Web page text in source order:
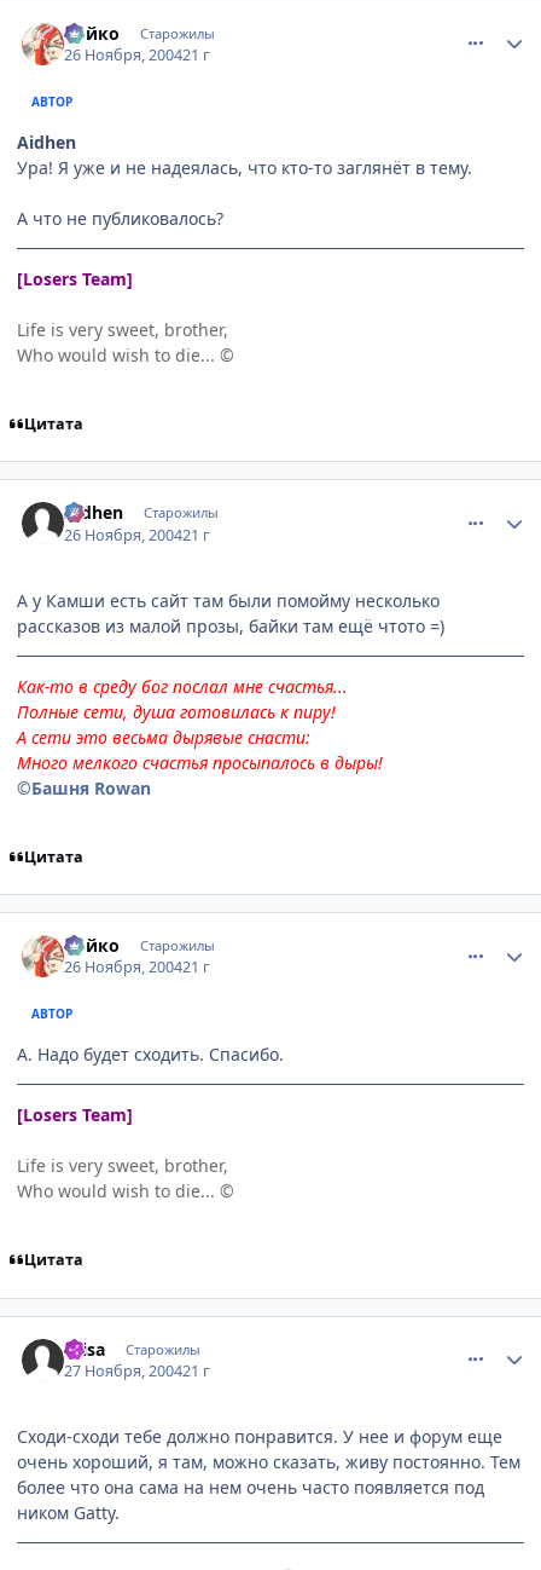
Ройко Старожилы
26 Ноября, 200421 г
АВТОР
Aidhen
Ура! Я уже и не надеялась, что кто-то заглянёт в тему.
А что не публиковалось?
[Losers Team]
Life is very sweet, brother,
Who would wish to die... ©
Цитата
Aidhen Старожилы
26 Ноября, 200421 г
А у Камши есть сайт там были помойму несколько
рассказов из малой прозы, байки там ещё чтото =)
Как-то в среду бог послал мне счастья...
Полные сети, душа готовилась к пиру!
А сети это весьма дырявые снасти:
Много мелкого счастья просыпалось в дыры!
©Башня Rowan
Цитата
Ройко Старожилы
26 Ноября, 200421 г
АВТОР
А. Надо будет сходить. Спасибо.
[Losers Team]
Life is very sweet, brother,
Who would wish to die... ©
Цитата
Ptisa Старожилы
27 Ноября, 200421 г
Сходи-сходи тебе должно понравится. У нее и форум еще
очень хороший, я там, можно сказать, живу постоянно. Тем
более что она сама на нем очень часто появляется под
ником Gatty.